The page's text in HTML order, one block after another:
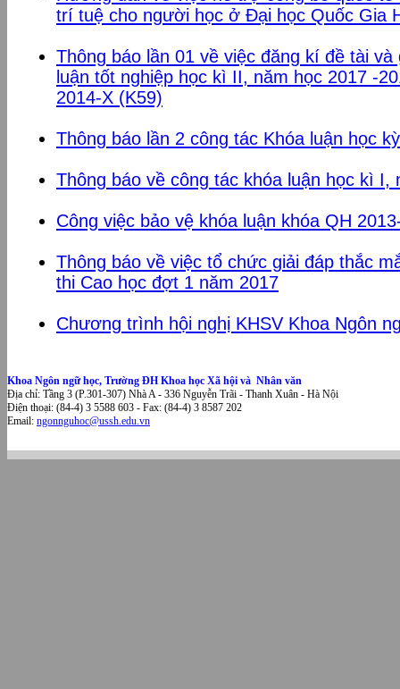
trí tuệ cho người học ở Đại học Quốc Gia
Thông báo lần 01 về việc đăng kí đề tài
luận tốt nghiệp học kì II, năm học 2017 -
2014-X (K59)
Thông báo lần 2 công tác Khóa luận học
Thông báo về công tác khóa luận học kì I,
Công việc bảo vệ khóa luận khóa QH
Thông báo về việc tổ chức giải đáp thắc
thi Cao học đợt 1 năm 2017
Chương trình hội nghị KHSV Khoa Ngôn
Khoa Ngôn ngữ học, Trường ĐH Khoa học Xã hội và Nhân văn
Địa chỉ: Tầng 3 (P.301-307) Nhà A - 336 Nguyễn Trãi - Thanh Xuân - Hà Nội
Điện thoại: (84-4) 3 5588 603 - Fax: (84-4) 3 8587 202
Email: ngonnguhoc@ussh.edu.vn